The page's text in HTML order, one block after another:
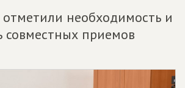
необходимость и
совместных приемов